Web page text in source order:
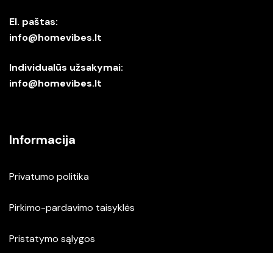
El. paštas:
info@homevibes.lt
Individualūs užsakymai:
info@homevibes.lt
Informacija
Privatumo politika
Pirkimo-pardavimo taisyklės
Pristatymo sąlygos